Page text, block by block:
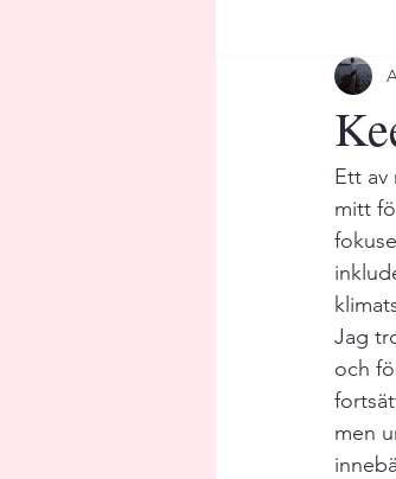
Bröllopsplanering
Ett av
mitt
Jag
och
men